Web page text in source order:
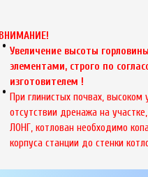
Увеличение высоты
элементами, строго по
изготовителем !
При глинистых почвах, высоком
отсутствии дренажа на
ЛОНГ, котлован необходимо
корпуса станции до стенки